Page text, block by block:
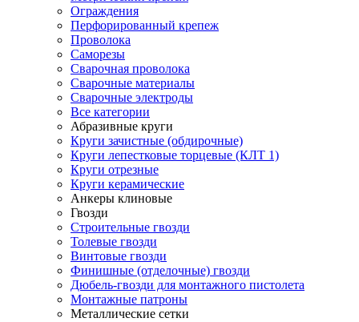
Ограждения
Перфорированный крепеж
Проволока
Саморезы
Сварочная проволока
Сварочные материалы
Сварочные электроды
Все категории
Абразивные круги
Круги зачистные (обдирочные)
Круги лепестковые торцевые (КЛТ 1)
Круги отрезные
Круги керамические
Анкеры клиновые
Гвозди
Строительные гвозди
Толевые гвозди
Винтовые гвозди
Финишные (отделочные) гвозди
Дюбель-гвозди для монтажного пистолета
Монтажные патроны
Металлические сетки